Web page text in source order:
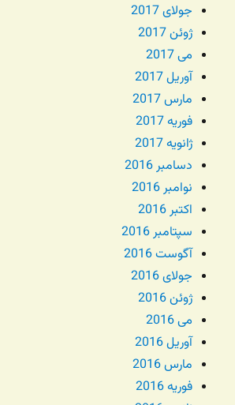
جولای 2017
ژوئن 2017
می 2017
آوریل 2017
مارس 2017
فوریه 2017
ژانویه 2017
دسامبر 2016
نوامبر 2016
اکتبر 2016
سپتامبر 2016
آگوست 2016
جولای 2016
ژوئن 2016
می 2016
آوریل 2016
مارس 2016
فوریه 2016